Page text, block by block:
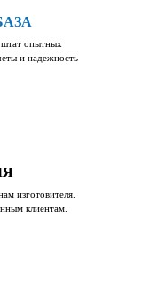
штат опытных
и надежность
изготовителя.
клиентам.